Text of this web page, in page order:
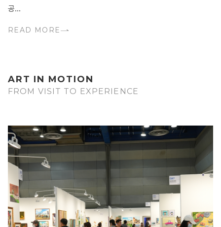
공...
READ MORE
ART IN MOTION
FROM VISIT TO EXPERIENCE